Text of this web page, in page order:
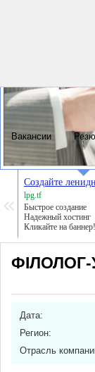
Создайте
lpg.tf
Быстрое создание
Надежный хостинг
Кликайте на баннер!
ФІЛОЛОГ-
Дата:
Регион:
Отрасль
Вакансии